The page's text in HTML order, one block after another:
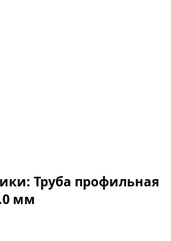
Труба профильная
мм